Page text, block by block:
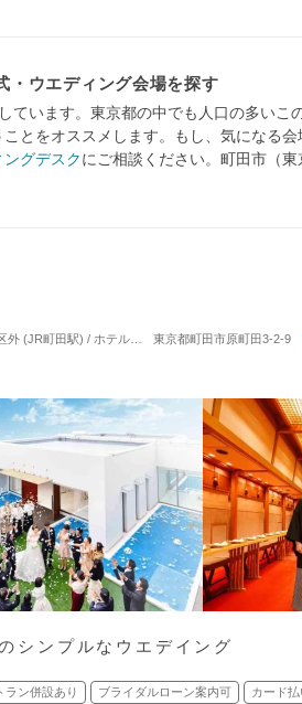
・ウエディング会場を探す
ています。東京都の中でも人口の多い
とをオススメします。もし、気になる
グデスクにご相談ください。町田市（
田駅) / ホテルウエディング 対応人数: 着席：
東京都町田市原町田3-2-9
シンプルなウエデイング
ラン併設あり ブライダルローン案内可 カード